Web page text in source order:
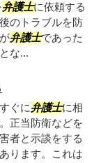
弁護士に依頼する
のトラブルを防
弁護士であった
な...
ぐに弁護士に相
正当防衛などを
者と示談をする
ります。これは